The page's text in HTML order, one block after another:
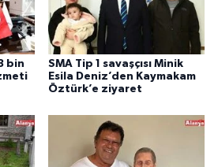
bin
SMA Tip 1 savaşçısı Minik
Esila Deniz’den Kaymakam
Öztürk’e ziyaret